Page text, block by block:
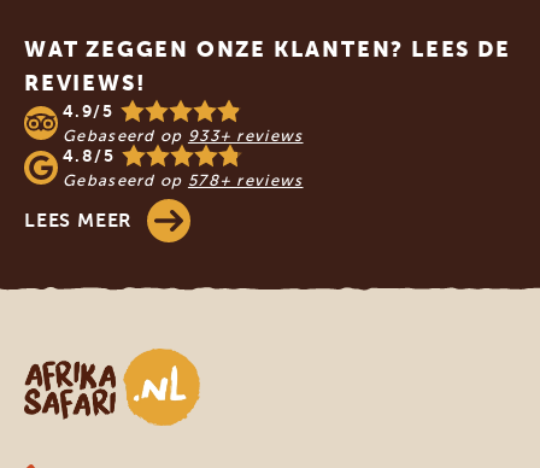
WAT ZEGGEN ONZE KLANTEN? LEES DE
REVIEWS!
4.9/5
Gebaseerd op 933+ reviews
4.8/5
Gebaseerd op 578+ reviews
LEES MEER
Afrika safari